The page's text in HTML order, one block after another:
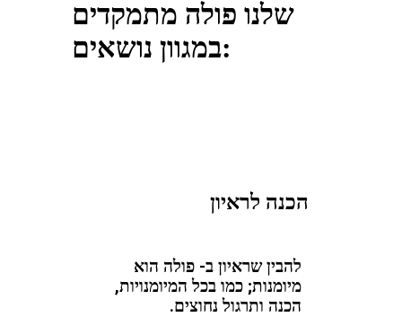
שלנו פולה מתמקדים
במגוון נושאים:
הכנה לראיון
להבין שראיון ב- פולה הוא
מיומנות; כמו בכל המיומנויות,
הכנה ותרגול נחוצים.